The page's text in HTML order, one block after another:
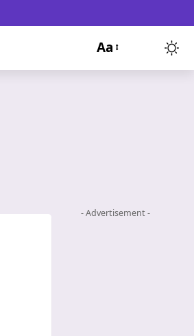
Aa
- Advertisement -